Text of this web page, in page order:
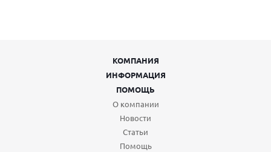
КОМПАНИЯ
ИНФОРМАЦИЯ
ПОМОЩЬ
О компании
Новости
Статьи
Помощь